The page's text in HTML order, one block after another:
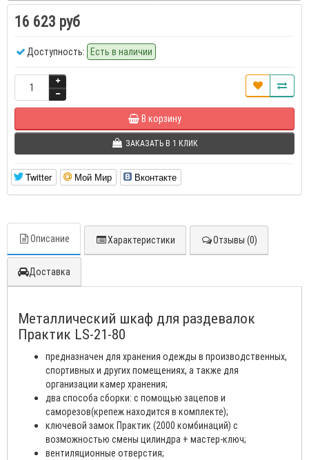
16 623 руб
Доступность: Есть в наличии
В корзину
ЗАКАЗАТЬ В 1 КЛИК
Twitter Мой Мир Вконтакте
Описание Характеристики Отзывы (0)
Доставка
Металлический шкаф для раздевалок
Практик LS-21-80
предназначен для хранения одежды в производственных,
спортивных и других помещениях, а также для
организации камер хранения;
два способа сборки: с помощью зацепов и
саморезов(крепеж находится в комплекте);
ключевой замок Практик (2000 комбинаций) с
возможностью смены цилиндра + мастер-ключ;
вентиляционные отверстия;